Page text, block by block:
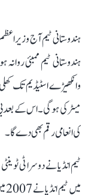
ہندوستانی ٹیم آج وزیر
ہندوستانی ٹیم ممبئی
کی انعامی رقم بھی دے گا۔
ٹیم انڈیا نے دوسرا ٹی